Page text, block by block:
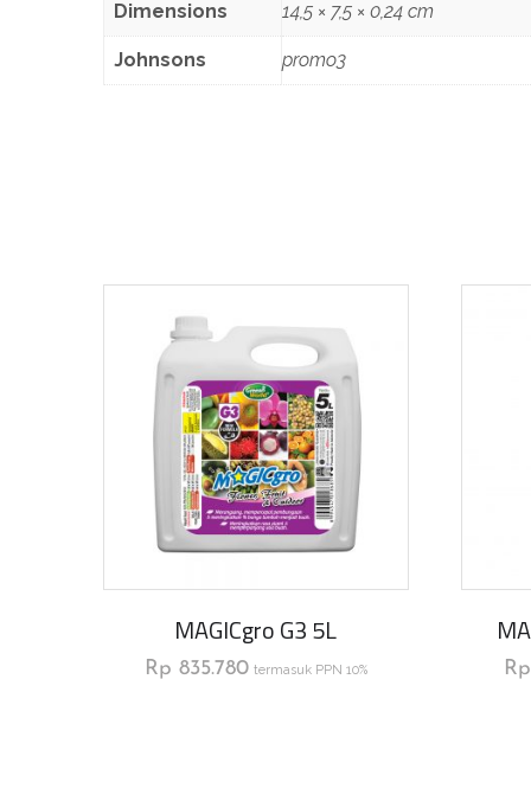
Dimensions 14,5 × 7,5 × 0,24 cm
Johnsons promo3
MAGICgro G3 5L
Rp 835.780 termasuk PPN 10% Rp